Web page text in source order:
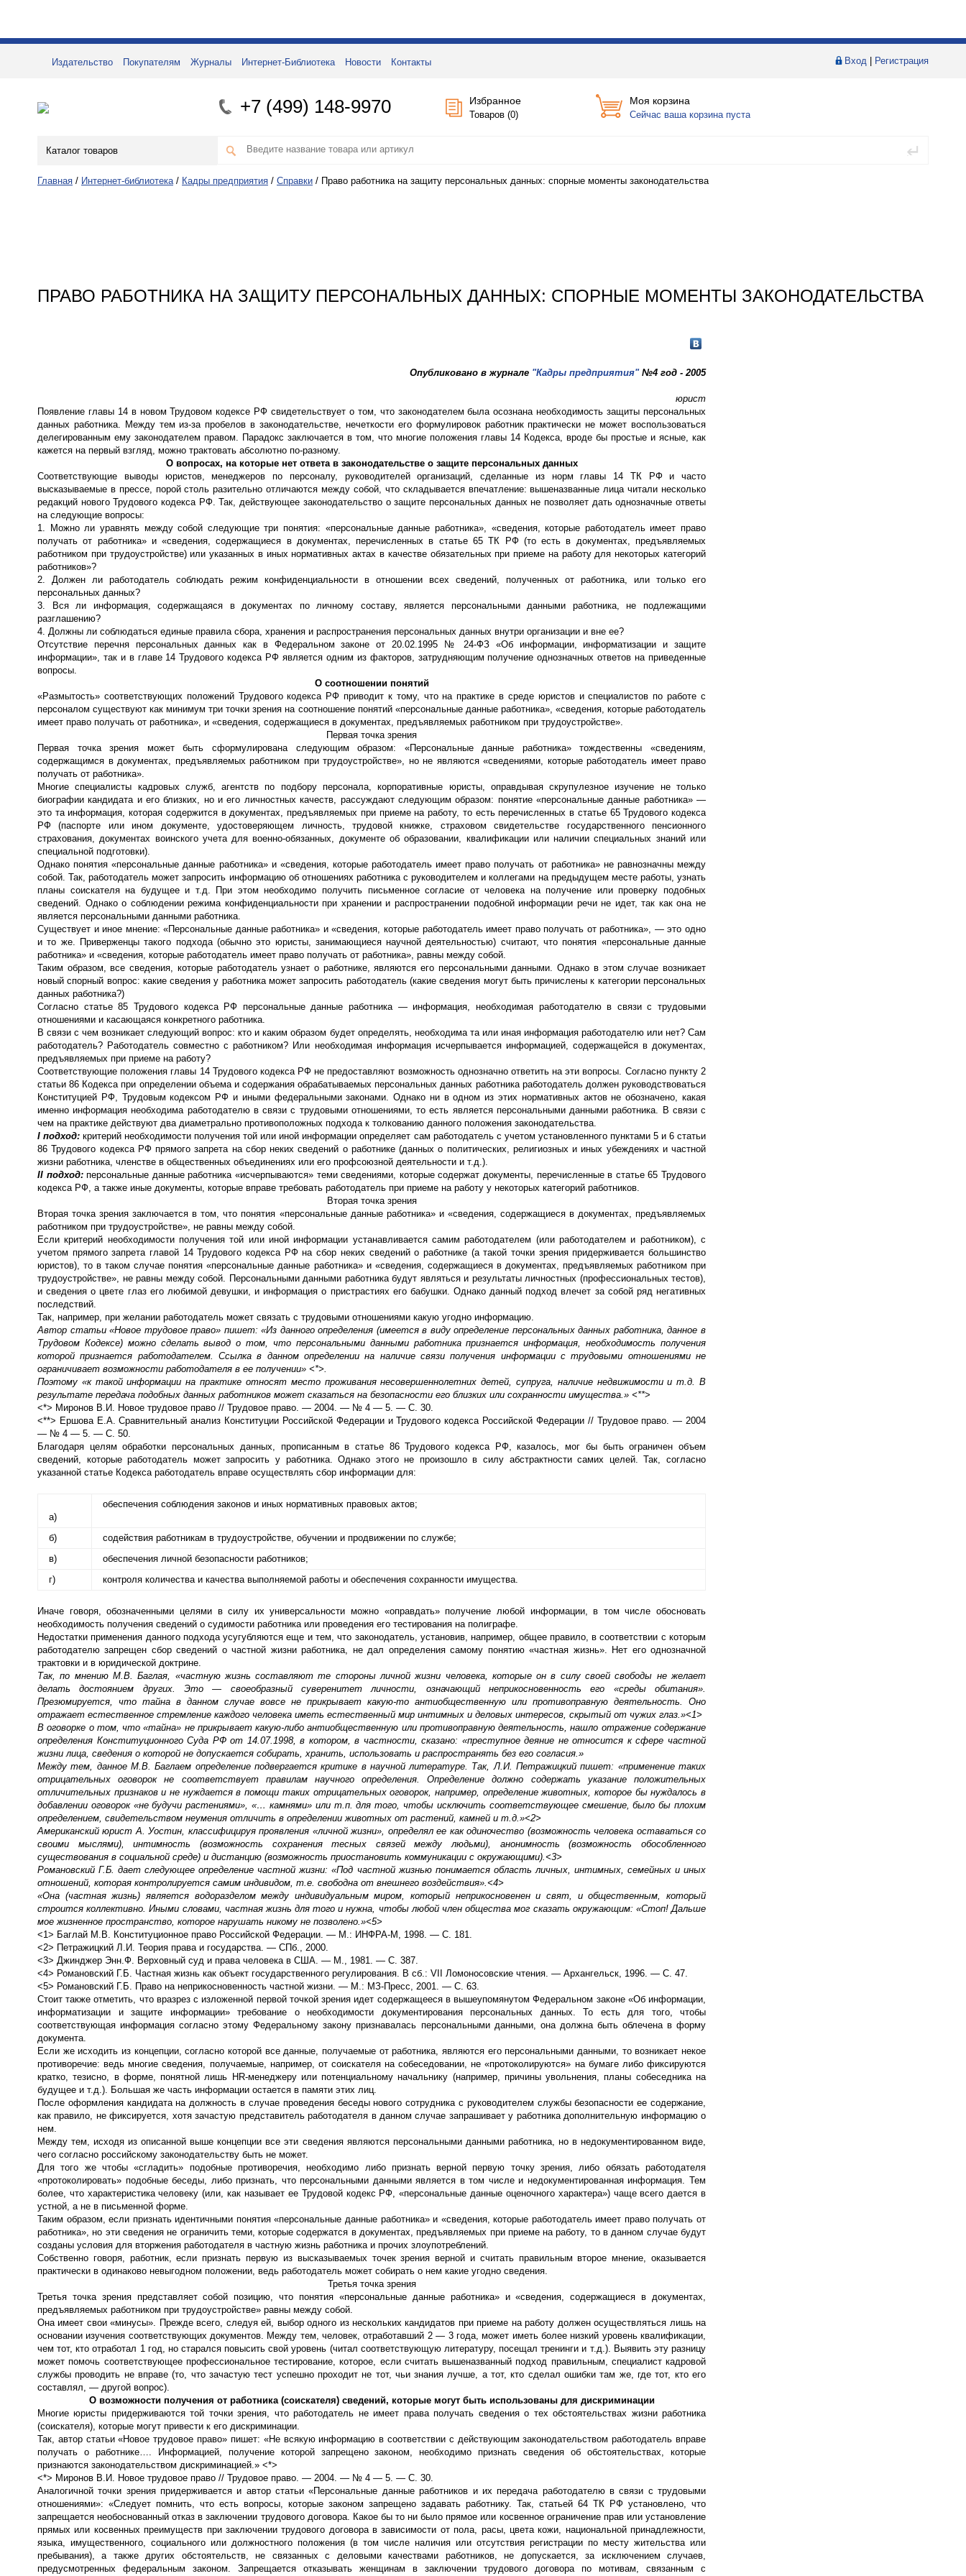
Вход Регистрация
Издательство Покупателям Журналы Интернет-Библиотека Новости Контакты
+7 (499) 148-9970 Избранное
Товаров (0)
Моя корзина
Сейчас ваша корзина пуста
Каталог товаров
Главная / Интернет-библиотека / Кадры предприятия / Справки / Право работника на защиту персональных данных: спорные моменты законодательства
ПРАВО РАБОТНИКА НА ЗАЩИТУ ПЕРСОНАЛЬНЫХ ДАННЫХ: СПОРНЫЕ МОМЕНТЫ ЗАКОНОДАТЕЛЬСТВА
Опубликовано в журнале "Кадры предприятия"№4 год - 2005
юрист
Появление главы 14 в новом Трудовом кодексе РФ свидетельствует о том, что законодателем была осознана необходимость защиты персональных
данных работника. Между тем из-за пробелов в законодательстве, нечеткости его формулировок работник практически не может воспользоваться
делегированным ему законодателем правом. Парадокс заключается в том, что многие положения главы 14 Кодекса, вроде бы простые и ясные, как
кажется на первый взгляд, можно трактовать абсолютно по-разному.
О вопросах, на которые нет ответа в законодательстве о защите персональных данных
Соответствующие выводы юристов, менеджеров по персоналу, руководителей организаций, сделанные из норм главы 14 ТК РФ и часто
высказываемые в прессе, порой столь разительно отличаются между собой, что складывается впечатление: вышеназванные лица читали несколько
редакций нового Трудового кодекса РФ. Так, действующее законодательство о защите персональных данных не позволяет дать однозначные ответы
на следующие вопросы:
1. Можно ли уравнять между собой следующие три понятия: «персональные данные работника», «сведения, которые работодатель имеет право
получать от работника» и «сведения, содержащиеся в документах, перечисленных в статье 65 ТК РФ (то есть в документах, предъявляемых
работником при трудоустройстве) или указанных в иных нормативных актах в качестве обязательных при приеме на работу для некоторых категорий
работников»?
2. Должен ли работодатель соблюдать режим конфиденциальности в отношении всех сведений, полученных от работника, или только его
персональных данных?
3. Вся ли информация, содержащаяся в документах по личному составу, является персональными данными работника, не подлежащими
разглашению?
4. Должны ли соблюдаться единые правила сбора, хранения и распространения персональных данных внутри организации и вне ее?
Отсутствие перечня персональных данных как в Федеральном законе от 20.02.1995 № 24-ФЗ «Об информации, информатизации и защите
информации», так и в главе 14 Трудового кодекса РФ является одним из факторов, затрудняющим получение однозначных ответов на приведенные
вопросы.
О соотношении понятий
«Размытость» соответствующих положений Трудового кодекса РФ приводит к тому, что на практике в среде юристов и специалистов по работе с
персоналом существуют как минимум три точки зрения на соотношение понятий «персональные данные работника», «сведения, которые работодатель
имеет право получать от работника», и «сведения, содержащиеся в документах, предъявляемых работником при трудоустройстве».
Первая точка зрения
Первая точка зрения может быть сформулирована следующим образом: «Персональные данные работника» тождественны «сведениям,
содержащимся в документах, предъявляемых работником при трудоустройстве», но не являются «сведениями, которые работодатель имеет право
получать от работника».
Многие специалисты кадровых служб, агентств по подбору персонала, корпоративные юристы, оправдывая скрупулезное изучение не только
биографии кандидата и его близких, но и его личностных качеств, рассуждают следующим образом: понятие «персональные данные работника» —
это та информация, которая содержится в документах, предъявляемых при приеме на работу, то есть перечисленных в статье 65 Трудового кодекса
РФ (паспорте или ином документе, удостоверяющем личность, трудовой книжке, страховом свидетельстве государственного пенсионного
страхования, документах воинского учета для военно-обязанных, документе об образовании, квалификации или наличии специальных знаний или
специальной подготовки).
Однако понятия «персональные данные работника» и «сведения, которые работодатель имеет право получать от работника» не равнозначны между
собой. Так, работодатель может запросить информацию об отношениях работника с руководителем и коллегами на предыдущем месте работы, узнать
планы соискателя на будущее и т.д. При этом необходимо получить письменное согласие от человека на получение или проверку подобных
сведений. Однако о соблюдении режима конфиденциальности при хранении и распространении подобной информации речи не идет, так как она не
является персональными данными работника.
Существует и иное мнение: «Персональные данные работника» и «сведения, которые работодатель имеет право получать от работника», — это одно
и то же. Приверженцы такого подхода (обычно это юристы, занимающиеся научной деятельностью) считают, что понятия «персональные данные
работника» и «сведения, которые работодатель имеет право получать от работника», равны между собой.
Таким образом, все сведения, которые работодатель узнает о работнике, являются его персональными данными. Однако в этом случае возникает
новый спорный вопрос: какие сведения у работника может запросить работодатель (какие сведения могут быть причислены к категории персональных
данных работника?)
Согласно статье 85 Трудового кодекса РФ персональные данные работника — информация, необходимая работодателю в связи с трудовыми
отношениями и касающаяся конкретного работника.
В связи с чем возникает следующий вопрос: кто и каким образом будет определять, необходима та или иная информация работодателю или нет? Сам
работодатель? Работодатель совместно с работником? Или необходимая информация исчерпывается информацией, содержащейся в документах,
предъявляемых при приеме на работу?
Соответствующие положения главы 14 Трудового кодекса РФ не предоставляют возможность однозначно ответить на эти вопросы. Согласно пункту 2
статьи 86 Кодекса при определении объема и содержания обрабатываемых персональных данных работника работодатель должен руководствоваться
Конституцией РФ, Трудовым кодексом РФ и иными федеральными законами. Однако ни в одном из этих нормативных актов не обозначено, какая
именно информация необходима работодателю в связи с трудовыми отношениями, то есть является персональными данными работника. В связи с
чем на практике действуют два диаметрально противоположных подхода к толкованию данного положения законодательства.
I подход: критерий необходимости получения той или иной информации определяет сам работодатель с учетом установленного пунктами 5 и 6 статьи
86 Трудового кодекса РФ прямого запрета на сбор неких сведений о работнике (данных о политических, религиозных и иных убеждениях и частной
жизни работника, членстве в общественных объединениях или его профсоюзной деятельности и т.д.).
II подход:персональные данные работника «исчерпываются» теми сведениями, которые содержат документы, перечисленные в статье 65 Трудового
кодекса РФ, а также иные документы, которые вправе требовать работодатель при приеме на работу у некоторых категорий работников.
Вторая точка зрения
Вторая точка зрения заключается в том, что понятия «персональные данные работника» и «сведения, содержащиеся в документах, предъявляемых
работником при трудоустройстве», не равны между собой.
Если критерий необходимости получения той или иной информации устанавливается самим работодателем (или работодателем и работником), с
учетом прямого запрета главой 14 Трудового кодекса РФ на сбор неких сведений о работнике (а такой точки зрения придерживается большинство
юристов), то в таком случае понятия «персональные данные работника» и «сведения, содержащиеся в документах, предъявляемых работником при
трудоустройстве», не равны между собой. Персональными данными работника будут являться и результаты личностных (профессиональных тестов),
и сведения о цвете глаз его любимой девушки, и информация о пристрастиях его бабушки. Однако данный подход влечет за собой ряд негативных
последствий.
Так, например, при желании работодатель может связать с трудовыми отношениями какую угодно информацию.
Автор статьи «Новое трудовое право» пишет: «Из данного определения (имеется в виду определение персональных данных работника, данное в
Трудовом Кодексе) можно сделать вывод о том, что персональными данными работника признается информация, необходимость получения
которой признается работодателем. Ссылка в данном определении на наличие связи получения информации с трудовыми отношениями не
ограничивает возможности работодателя в ее получении» <*>.
Поэтому «к такой информации на практике относят место проживания несовершеннолетних детей, супруга, наличие недвижимости и т.д. В
результате передача подобных данных работников может сказаться на безопасности его близких или сохранности имущества.» <**>
<*> Миронов В.И. Новое трудовое право // Трудовое право. — 2004. — № 4 — 5. — С. 30.
<**> Ершова Е.А. Сравнительный анализ Конституции Российской Федерации и Трудового кодекса Российской Федерации // Трудовое право. — 2004
— № 4 — 5. — С. 50.
Благодаря целям обработки персональных данных, прописанным в статье 86 Трудового кодекса РФ, казалось, мог бы быть ограничен объем
сведений, которые работодатель может запросить у работника. Однако этого не произошло в силу абстрактности самих целей. Так, согласно
указанной статье Кодекса работодатель вправе осуществлять сбор информации для:
а)
обеспечения соблюдения законов и иных нормативных правовых актов;
б)
содействия работникам в трудоустройстве, обучении и продвижении по службе;
в)
обеспечения личной безопасности работников;
г)
контроля количества и качества выполняемой работы и обеспечения сохранности имущества.
Иначе говоря, обозначенными целями в силу их универсальности можно «оправдать» получение любой информации, в том числе обосновать
необходимость получения сведений о судимости работника или проведения его тестирования на полиграфе.
Недостатки применения данного подхода усугубляются еще и тем, что законодатель, установив, например, общее правило, в соответствии с которым
работодателю запрещен сбор сведений о частной жизни работника, не дал определения самому понятию «частная жизнь». Нет его однозначной
трактовки и в юридической доктрине.
Так, по мнению М.В. Баглая, «частную жизнь составляют те стороны личной жизни человека, которые он в силу своей свободы не желает
делать достоянием других. Это — своеобразный суверенитет личности, означающий неприкосновенность его «среды обитания».
Презюмируется, что тайна в данном случае вовсе не прикрывает какую-то антиобщественную или противоправную деятельность. Оно
отражает естественное стремление каждого человека иметь естественный мир интимных и деловых интересов, скрытый от чужих глаз.»<1>
В оговорке о том, что «тайна» не прикрывает какую-либо антиобщественную или противоправную деятельность, нашло отражение содержание
определения Конституционного Суда РФ от 14.07.1998, в котором, в частности, сказано: «преступное деяние не относится к сфере частной
жизни лица, сведения о которой не допускается собирать, хранить, использовать и распространять без его согласия.»
Между тем, данное М.В. Баглаем определение подвергается критике в научной литературе. Так, Л.И. Петражицкий пишет: «применение таких
отрицательных оговорок не соответствует правилам научного определения. Определение должно содержать указание положительных
отличительных признаков и не нуждается в помощи таких отрицательных оговорок, например, определение животных, которое бы нуждалось в
добавлении оговорок «не будучи растениями», «… камнями» или т.п. для того, чтобы исключить соответствующее смешение, было бы плохим
определением, свидетельством неумения отличить в определении животных от растений, камней и т.д.»<2>
Американский юрист А. Уостин, классифицируя проявления «личной жизни», определял ее как одиночество (возможность человека оставаться со
своими мыслями), интимность (возможность сохранения тесных связей между людьми), анонимность (возможность обособленного
существования в социальной среде) и дистанцию (возможность приостановить коммуникации с окружающими).<3>
Романовский Г.Б. дает следующее определение частной жизни: «Под частной жизнью понимается область личных, интимных, семейных и иных
отношений, которая контролируется самим индивидом, т.е. свободна от внешнего воздействия».<4>
«Она (частная жизнь) является водоразделом между индивидуальным миром, который неприкосновенен и свят, и общественным, который
строится коллективно. Иными словами, частная жизнь для того и нужна, чтобы любой член общества мог сказать окружающим: «Стоп! Дальше
мое жизненное пространство, которое нарушать никому не позволено.»<5>
<1> Баглай М.В. Конституционное право Российской Федерации. — М.: ИНФРА-М, 1998. — С. 181.
<2> Петражицкий Л.И. Теория права и государства. — СПб., 2000.
<3> Джинджер Энн.Ф. Верховный суд и права человека в США. — М., 1981. — С. 387.
<4> Романовский Г.Б. Частная жизнь как объект государственного регулирования. В сб.: VII Ломоносовские чтения. — Архангельск, 1996. — С. 47.
<5> Романовский Г.Б. Право на неприкосновенность частной жизни. — М.: МЗ-Пресс, 2001. — С. 63.
Стоит также отметить, что вразрез с изложенной первой точкой зрения идет содержащееся в вышеупомянутом Федеральном законе «Об информации,
информатизации и защите информации» требование о необходимости документирования персональных данных. То есть для того, чтобы
соответствующая информация согласно этому Федеральному закону признавалась персональными данными, она должна быть облечена в форму
документа.
Если же исходить из концепции, согласно которой все данные, получаемые от работника, являются его персональными данными, то возникает некое
противоречие: ведь многие сведения, получаемые, например, от соискателя на собеседовании, не «протоколируются» на бумаге либо фиксируются
кратко, тезисно, в форме, понятной лишь HR-менеджеру или потенциальному начальнику (например, причины увольнения, планы собеседника на
будущее и т.д.). Большая же часть информации остается в памяти этих лиц.
После оформления кандидата на должность в случае проведения беседы нового сотрудника с руководителем службы безопасности ее содержание,
как правило, не фиксируется, хотя зачастую представитель работодателя в данном случае запрашивает у работника дополнительную информацию о
нем.
Между тем, исходя из описанной выше концепции все эти сведения являются персональными данными работника, но в недокументированном виде,
чего согласно российскому законодательству быть не может.
Для того же чтобы «сгладить» подобные противоречия, необходимо либо признать верной первую точку зрения, либо обязать работодателя
«протоколировать» подобные беседы, либо признать, что персональными данными является в том числе и недокументированная информация. Тем
более, что характеристика человеку (или, как называет ее Трудовой кодекс РФ, «персональные данные оценочного характера») чаще всего дается в
устной, а не в письменной форме.
Таким образом, если признать идентичными понятия «персональные данные работника» и «сведения, которые работодатель имеет право получать от
работника», но эти сведения не ограничить теми, которые содержатся в документах, предъявляемых при приеме на работу, то в данном случае будут
созданы условия для вторжения работодателя в частную жизнь работника и прочих злоупотреблений.
Собственно говоря, работник, если признать первую из высказываемых точек зрения верной и считать правильным второе мнение, оказывается
практически в одинаково невыгодном положении, ведь работодатель может собирать о нем какие угодно сведения.
Третья точка зрения
Третья точка зрения представляет собой позицию, что понятия «персональные данные работника» и «сведения, содержащиеся в документах,
предъявляемых работником при трудоустройстве» равны между собой.
Она имеет свои «минусы». Прежде всего, следуя ей, выбор одного из нескольких кандидатов при приеме на работу должен осуществляться лишь на
основании изучения соответствующих документов. Между тем, человек, отработавший 2 — 3 года, может иметь более низкий уровень квалификации,
чем тот, кто отработал 1 год, но старался повысить свой уровень (читал соответствующую литературу, посещал тренинги и т.д.). Выявить эту разницу
может помочь соответствующее профессиональное тестирование, которое, если считать вышеназванный подход правильным, специалист кадровой
службы проводить не вправе (то, что зачастую тест успешно проходит не тот, чьи знания лучше, а тот, кто сделал ошибки там же, где тот, кто его
составлял, — другой вопрос).
О возможности получения от работника (соискателя) сведений, которые могут быть использованы для дискриминации
Многие юристы придерживаются той точки зрения, что работодатель не имеет права получать сведения о тех обстоятельствах жизни работника
(соискателя), которые могут привести к его дискриминации.
Так, автор статьи «Новое трудовое право» пишет: «Не всякую информацию в соответствии с действующим законодательством работодатель вправе
получать о работнике…. Информацией, получение которой запрещено законом, необходимо признать сведения об обстоятельствах, которые
признаются законодательством дискриминацией.» <*>
<*> Миронов В.И. Новое трудовое право // Трудовое право. — 2004. — № 4 — 5. — С. 30.
Аналогичной точки зрения придерживается и автор статьи «Персональные данные работников и их передача работодателю в связи с трудовыми
отношениями»: «Следует помнить, что есть вопросы, которые законом запрещено задавать работнику. Так, статьей 64 ТК РФ установлено, что
запрещается необоснованный отказ в заключении трудового договора. Какое бы то ни было прямое или косвенное ограничение прав или установление
прямых или косвенных преимуществ при заключении трудового договора в зависимости от пола, расы, цвета кожи, национальной принадлежности,
языка, имущественного, социального или должностного положения (в том числе наличия или отсутствия регистрации по месту жительства или
пребывания), а также других обстоятельств, не связанных с деловыми качествами работников, не допускается, за исключением случаев,
предусмотренных федеральным законом. Запрещается отказывать женщинам в заключении трудового договора по мотивам, связанным с